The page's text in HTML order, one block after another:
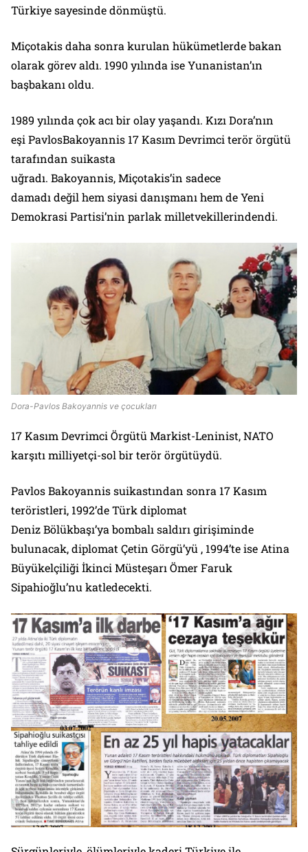
Türkiye sayesinde dönmüştü.
Miçotakis daha sonra kurulan hükümetlerde bakan
olarak görev aldı. 1990 yılında ise Yunanistan’ın
başbakanı oldu.
1989 yılında çok acı bir olay yaşandı. Kızı Dora’nın
eşi PavlosBakoyannis 17 Kasım Devrimci terör örgütü
tarafından suikasta
uğradı. Bakoyannis, Miçotakis’in sadece
damadı değil hem siyasi danışmanı hem de Yeni
Demokrasi Partisi’nin parlak milletvekillerindendi.
Dora-Pavlos Bakoyannis ve çocukları
17 Kasım Devrimci Örgütü Markist-Leninist, NATO
karşıtı milliyetçi-sol bir terör örgütüydü.
Pavlos Bakoyannis suikastından sonra 17 Kasım
teröristleri, 1992’de Türk diplomat
Deniz Bölükbaşı’ya bombalı saldırı girişiminde
bulunacak, diplomat Çetin Görgü’yü , 1994’te ise Atina
Büyükelçiliği İkinci Müsteşarı Ömer Faruk
Sipahioğlu’nu katledecekti.